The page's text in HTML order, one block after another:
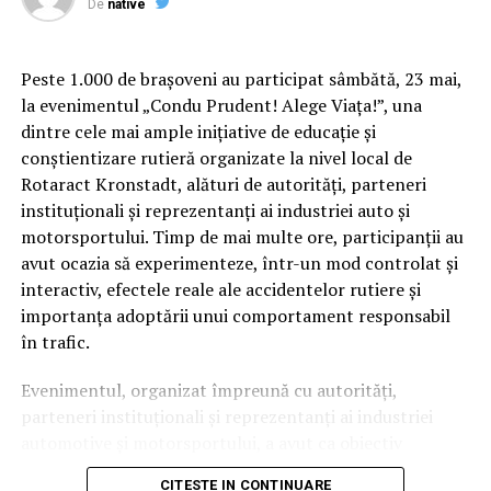
Cum știu dacă am obezitate? Rolul IMC și al
evaluării medicale
Deși Indicele de Masă Corporală (IMC) este utilizat
frecvent pentru clasificarea
Medicul poate lua în considerare raportul talie–
înălțime, impactul asupra sănătății, calitatea vieții,
că doar 20% dintre românii care trăiesc cu obezitate se
De native
Peste 1.000 de brașoveni au participat sâmbătă, 23 mai,
la evenimentul „Condu Prudent! Alege Viața!”, una
dintre cele mai ample inițiative de educație și
conștientizare rutieră organizate la nivel local de
Rotaract Kronstadt, alături de autorități, parteneri
instituționali și reprezentanți ai industriei auto și
motorsportului. Timp de mai multe ore, participanții au
avut ocazia să experimenteze, într-un mod controlat și
interactiv, efectele reale ale accidentelor rutiere și
importanța adoptării unui comportament responsabil
în trafic.
Evenimentul, organizat împreună cu autorități,
parteneri instituționali și reprezentanți ai industriei
principal transformarea prevenției într-o experiență
CITESTE IN CONTINUARE